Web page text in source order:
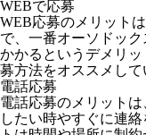
WEBで応募
WEB応募のメリット
で、一番オーソドッ
かかるというデメリ
募方法をオススメし
電話応募
電話応募のメリット
したい時やすぐに連